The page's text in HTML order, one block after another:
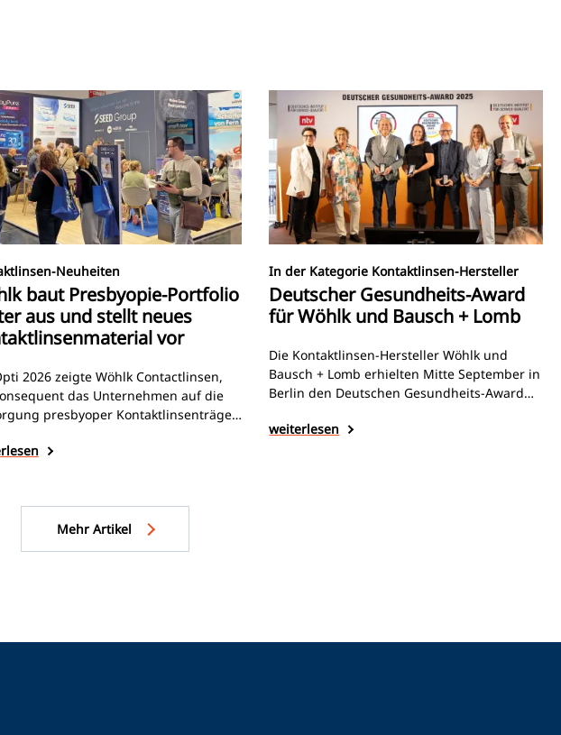
Neuheiten
baut Presbyopie-Portfolio
aus und stellt neues
vor
2026 zeigte Wöhlk Contactlinsen,
das Unternehmen auf die
presbyoper Kontaktlinsenträger
Monatslinsenangebot und einer
weiterlesen
In der Kategorie Kontaktlinsen-Hersteller
Deutscher Gesundheits-Award
für Wöhlk und Bausch + Lomb
Die Kontaktlinsen-Hersteller Wöhlk und
Bausch + Lomb erhielten Mitte September in
Berlin den Deutschen Gesundheits-Award
Deutschen Institut für Service-Qualität und
Mehr Artikel